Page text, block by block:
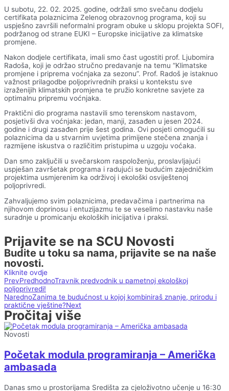
U subotu, 22. 02. 2025. godine, održali smo svečanu dodjelu
certifikata polaznicima Zelenog obrazovnog programa, koji su
uspješno završili neformalni program obuke u sklopu projekta SOFI,
podržanog od strane EUKI – Europske inicijative za klimatske
promjene.
Nakon dodjele certifikata, imali smo čast ugostiti prof. Ljubomira
Radoša, koji je održao stručno predavanje na temu “Klimatske
promjene i priprema voćnjaka za sezonu”. Prof. Radoš je istaknuo
važnost prilagodbe poljoprivrednih praksi u kontekstu sve
izraženijih klimatskih promjena te pružio konkretne savjete za
optimalnu pripremu voćnjaka.
Praktični dio programa nastavili smo terenskom nastavom,
posjetivši dva voćnjaka: jedan, manji, zasađen u jesen 2024.
godine i drugi zasađen prije šest godina. Ovi posjeti omogućili su
polaznicima da u stvarnim uvjetima primijene stečena znanja i
razmijene iskustva o različitim pristupima u uzgoju voćaka.
Dan smo zaključili u svečarskom raspoloženju, proslavljajući
uspješan završetak programa i radujući se budućim zajedničkim
projektima usmjerenim ka održivoj i ekološki osviještenoj
poljoprivredi.
Zahvaljujemo svim polaznicima, predavačima i partnerima na
njihovom doprinosu i entuzijazmu te se veselimo nastavku naše
suradnje u promicanju ekoloških inicijativa i praksi.
Prijavite se na SCU Novosti
Budite u toku sa nama, prijavite se na naše
novosti.
Kliknite ovdje
PrevPredhodnoTravnik predvodnik u pametnoj ekološkoj
poljoprivredi!
NarednoZanima te budućnost u kojoj kombiniraš znanje, prirodu i
praktične vještine?Next
Pročitaj više
Novosti
Početak modula programiranja – Američka
ambasada
Danas smo u prostorijama Središta za cjeloživotno učenje u 16:30